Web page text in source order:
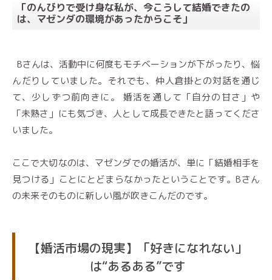
「のんびりで受け身な私が、今こうして結婚できたの
は、マゼンダの環境があったからこそ」
Bさんは、活動中に何度もモチベーションが下がったり、悩
んだりしていました。それでも、仲人倉掛との対話を通じ
て、少しずつ前向きに。 婚活を通して「自分の甘さ」や
「未熟さ」にも気づき、人として成長できたと語ってくださ
いました。
ここで大切なのは、マゼンダでの婚活が、単に「結婚相手を
見つける」ことにとどまらなかったということです。Bさん
の未来そのものに新しい風が吹きこんだのです。
【婚活市場の現実】「好きになれない」
は“あるある”です